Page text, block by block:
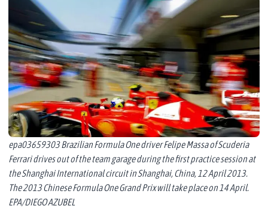
epa03659303 Brazilian Formula One driver Felipe Massa of Scuderia
Ferrari drives out of the team garage during the first practice session at
the Shanghai International circuit in Shanghai, China, 12 April 2013.
The 2013 Chinese Formula One Grand Prix will take place on 14 April.
EPA/DIEGO AZUBEL